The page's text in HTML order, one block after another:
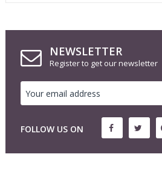
NEWSLETTER
Register to get our newsletter
FOLLOW US ON